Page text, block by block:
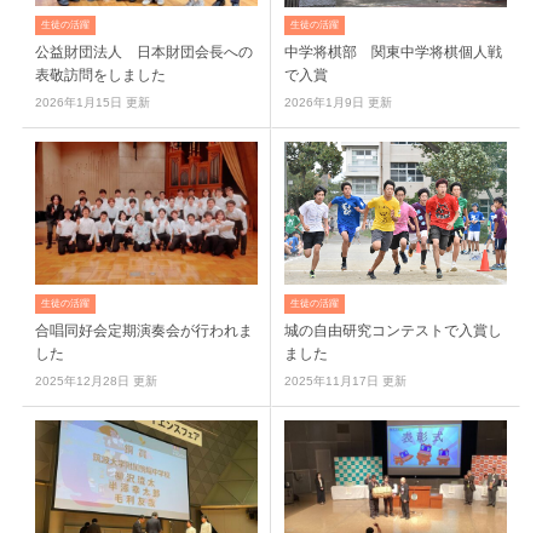
生徒の活躍
公益財団法人 日本財団会長への
表敬訪問をしました
2026年1月15日 更新
生徒の活躍
中学将棋部 関東中学将棋個人戦
で入賞
2026年1月9日 更新
生徒の活躍
合唱同好会定期演奏会が行われま
した
2025年12月28日 更新
生徒の活躍
城の自由研究コンテストで入賞し
ました
2025年11月17日 更新